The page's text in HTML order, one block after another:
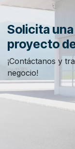
Solicita
proyecto
¡Contáctanos y
negocio!